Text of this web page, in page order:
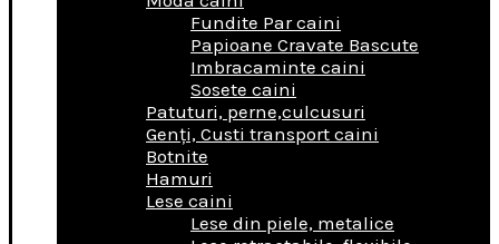
Fundite Par caini
Papioane Cravate Bascute
Imbracaminte caini
Sosete caini
Patuturi, perne,culcusuri
Genţi, Custi transport caini
Botnite
Hamuri
Lese caini
Lese din piele, metalice